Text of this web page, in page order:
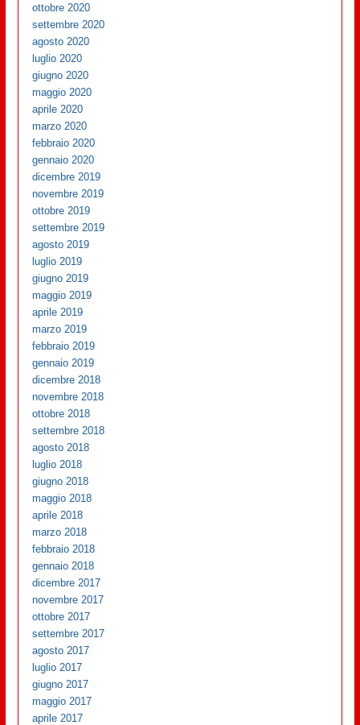
ottobre 2020
settembre 2020
agosto 2020
luglio 2020
giugno 2020
maggio 2020
aprile 2020
marzo 2020
febbraio 2020
gennaio 2020
dicembre 2019
novembre 2019
ottobre 2019
settembre 2019
agosto 2019
luglio 2019
giugno 2019
maggio 2019
aprile 2019
marzo 2019
febbraio 2019
gennaio 2019
dicembre 2018
novembre 2018
ottobre 2018
settembre 2018
agosto 2018
luglio 2018
giugno 2018
maggio 2018
aprile 2018
marzo 2018
febbraio 2018
gennaio 2018
dicembre 2017
novembre 2017
ottobre 2017
settembre 2017
agosto 2017
luglio 2017
giugno 2017
maggio 2017
aprile 2017